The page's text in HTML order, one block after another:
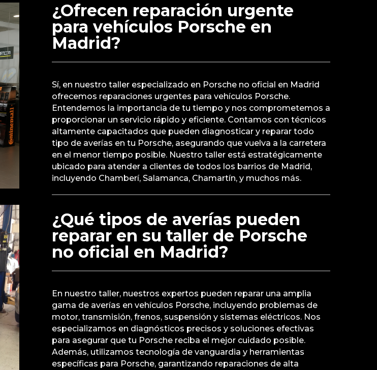
¿Ofrecen reparación urgente
para vehículos Porsche en
Madrid?
Sí, en nuestro taller especializado en Porsche no oficial en Madrid
ofrecemos reparaciones urgentes para vehículos Porsche.
Entendemos la importancia de tu tiempo y nos comprometemos a
proporcionar un servicio rápido y eficiente. Contamos con técnicos
altamente capacitados que pueden diagnosticar y reparar todo
tipo de averías en tu Porsche, asegurando que vuelva a la carretera
en el menor tiempo posible. Nuestro taller está estratégicamente
ubicado para atender a clientes de todos los barrios de Madrid,
incluyendo Chamberí, Salamanca, Chamartín, y muchos más.
¿Qué tipos de averías pueden
reparar en su taller de Porsche
no oficial en Madrid?
En nuestro taller, nuestros expertos pueden reparar una amplia
gama de averías en vehículos Porsche, incluyendo problemas de
motor, transmisión, frenos, suspensión y sistemas eléctricos. Nos
especializamos en diagnósticos precisos y soluciones efectivas
para asegurar que tu Porsche reciba el mejor cuidado posible.
Además, utilizamos tecnología de vanguardia y herramientas
específicas para Porsche, garantizando reparaciones de alta